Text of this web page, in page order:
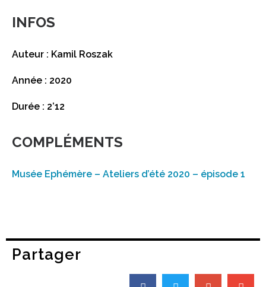
INFOS
Auteur : Kamil Roszak
Année : 2020
Durée : 2’12
COMPLÉMENTS
Musée Ephémère – Ateliers d’été 2020 – épisode 1
Partager